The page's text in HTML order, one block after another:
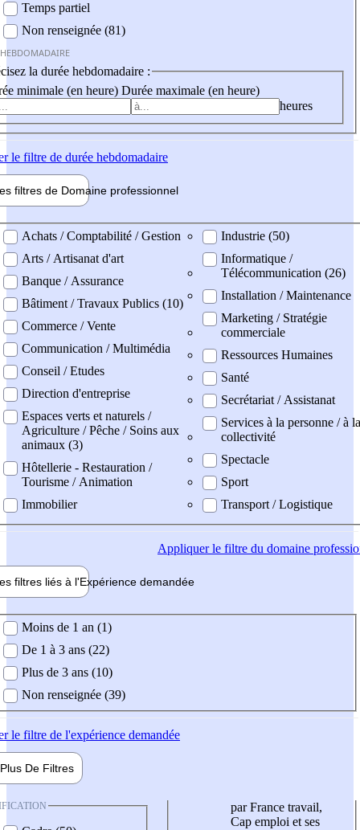
Temps partiel
Non renseignée (81)
la durée hebdomadaire :
minimale (en heure) Durée maximale (en heure)
heures
le filtre de durée hebdomadaire
filtres de Domaine professionnel
professionel
Achats / Comptabilité / Gestion
Arts / Artisanat d'art
Banque / Assurance
Bâtiment / Travaux Publics (10)
Commerce / Vente
Communication / Multimédia
Conseil / Etudes
Direction d'entreprise
Espaces verts et naturels /
Agriculture / Pêche / Soins aux
animaux (3)
Hôtellerie - Restauration /
Tourisme / Animation
Immobilier
Industrie (50)
Informatique /
Télécommunication (26)
Installation / Maintenance
Marketing / Stratégie
commerciale
Ressources Humaines
Santé
Secrétariat / Assistanat
Services à la personne / à la
collectivité
Spectacle
Sport
Transport / Logistique
Appliquerle filtre du domaine
filtres liés à l'Expérience demandée
demandée
Moins de 1 an (1)
De 1 à 3 ans (22)
Plus de 3 ans (10)
Non renseignée (39)
le filtre de l'expérience demandée
Plus De Filtres
par France travail,
Cap emploi et ses